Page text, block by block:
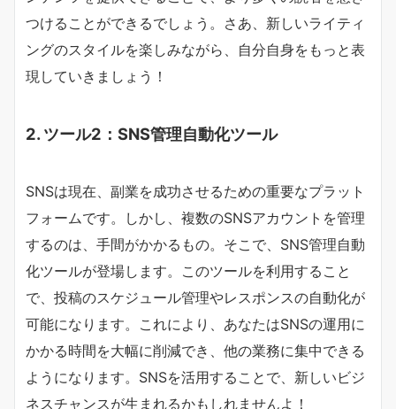
つけることができるでしょう。さあ、新しいライティ
ングのスタイルを楽しみながら、自分自身をもっと表
現していきましょう！
2. ツール2：SNS管理自動化ツール
SNSは現在、副業を成功させるための重要なプラット
フォームです。しかし、複数のSNSアカウントを管理
するのは、手間がかかるもの。そこで、SNS管理自動
化ツールが登場します。このツールを利用すること
で、投稿のスケジュール管理やレスポンスの自動化が
可能になります。これにより、あなたはSNSの運用に
かかる時間を大幅に削減でき、他の業務に集中できる
ようになります。SNSを活用することで、新しいビジ
ネスチャンスが生まれるかもしれませんよ！